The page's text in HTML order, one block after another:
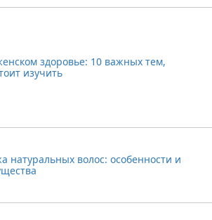
здоровье: 10 важных тем,
изучить
натуральных волос: особенности и